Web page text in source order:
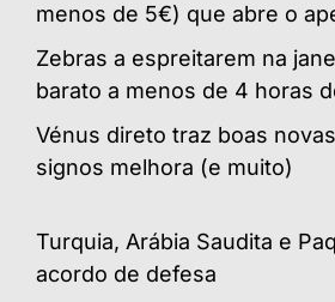
menos de 5€) que abre o
Zebras a espreitarem na
barato a menos de 4 horas
Vénus direto traz boas
signos melhora (e muito)
Turquia, Arábia Saudita e
acordo de defesa